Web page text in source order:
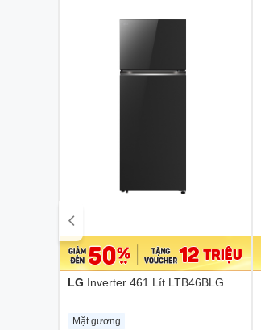
LG Inverter 461 Lít LTB46BLG
Mặt gương